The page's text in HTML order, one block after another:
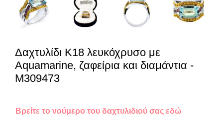
Δαχτυλίδι Κ18 λευκόχρυσο με
Aquamarine, ζαφείρια και διαμάντια -
M309473
Βρείτε το νούμερο του δαχτυλιδιού σας εδώ